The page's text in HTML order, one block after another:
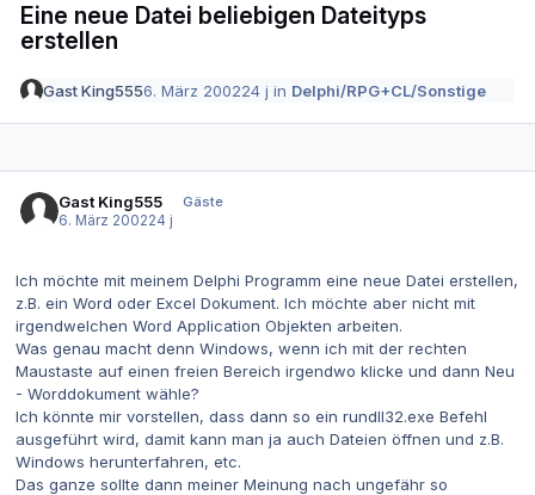
Eine neue Datei beliebigen Dateityps
erstellen
Gast King5556. März 200224 j in Delphi/RPG+CL/Sonstige
Gast King555
Gäste
6. März 200224 j
Ich möchte mit meinem Delphi Programm eine neue Datei erstellen,
z.B. ein Word oder Excel Dokument. Ich möchte aber nicht mit
irgendwelchen Word Application Objekten arbeiten.
Was genau macht denn Windows, wenn ich mit der rechten
Maustaste auf einen freien Bereich irgendwo klicke und dann Neu
- Worddokument wähle?
Ich könnte mir vorstellen, dass dann so ein rundll32.exe Befehl
ausgeführt wird, damit kann man ja auch Dateien öffnen und z.B.
Windows herunterfahren, etc.
Das ganze sollte dann meiner Meinung nach ungefähr so